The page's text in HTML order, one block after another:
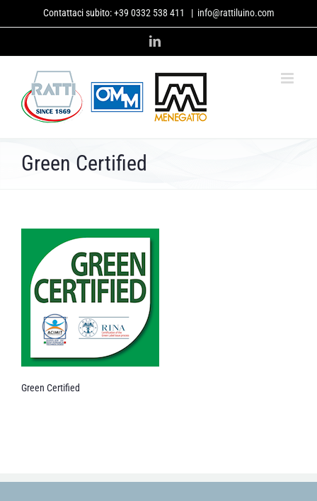
Contattaci subito:+39 0332 538 411 | info@rattiluino.com
LinkedIn
Green Certified
Green Certified